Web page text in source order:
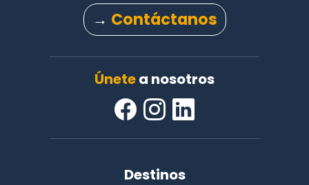
Únetea nosotros
→ Contáctanos
Destinos